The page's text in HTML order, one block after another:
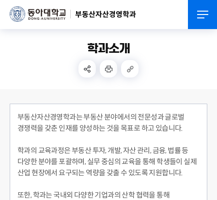
부동산자산경영학과
학과소개
부동산자산경영학과는 부동산 분야에서의 전문성과 글로벌
경쟁력을 갖춘 인재를 양성하는 것을 목표로 하고 있습니다.
학과의 교육과정은 부동산 투자, 개발, 자산 관리, 금융, 법률 등
다양한 분야를 포괄하며, 실무 중심의 교육을 통해 학생들이 실제
산업 현장에서 요구되는 역량을 갖출 수 있도록 지원합니다.
또한, 학과는 국내외 다양한 기업과의 산학 협력을 통해